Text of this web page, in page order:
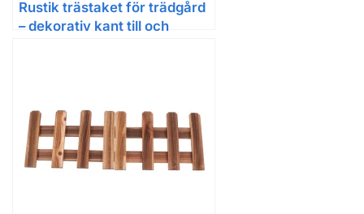
Rustik trästaket för trädgård
– dekorativ kant till och